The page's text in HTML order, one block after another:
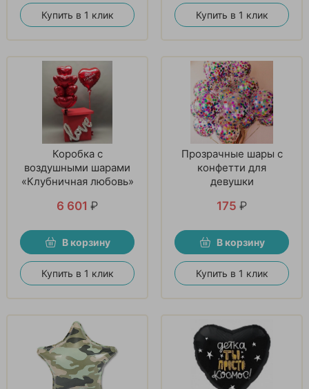
Купить в 1 клик Купить в 1 клик
Коробка с
воздушными шарами
«Клубничная любовь»
6 601 ₽
В корзину
Купить в 1 клик
Прозрачные шары с
конфетти для
девушки
175 ₽
В корзину
Купить в 1 клик